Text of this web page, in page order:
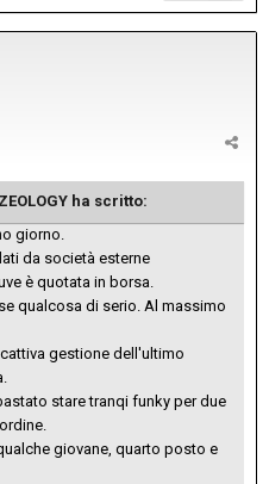
ha scritto:
giorno.
da società esterne
è quotata in borsa.
qualcosa di serio. Al massimo
gestione dell'ultimo
stare tranqi funky per due
giovane, quarto posto e